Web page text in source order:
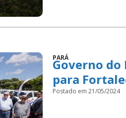
PARÁ
Governo do
para
Postado em 21/05/2024